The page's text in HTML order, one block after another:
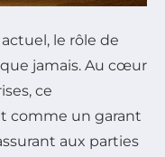
le rôle de
que jamais. Au cœur
ce
comme un garant
aux parties